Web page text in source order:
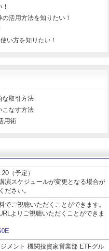
活用方法を知りたい！
い方を知りたい！
な取引方法
こなす方法
用術
（予定）
演スケジュールが変更となる場合が
ださい。
でご視聴いただくことができます。
よりご視聴いただくことができま
メント 機関投資家営業部 ETFグル